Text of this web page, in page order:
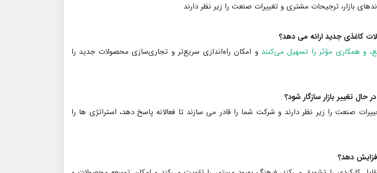
بازار، ترجیحات مشتری و تغییرات صنعت را زیر نظر دارند
و همکاری مؤثر را تسهیل می‌کنند و امکان راه‌اندازی سریع‌تر و تجاری‌سازی محصولات جدید را
صنعت را زیر نظر دارند و شرکت شما را قادر می سازند تا فعالانه پاسخ دهد، استراتژی ها را